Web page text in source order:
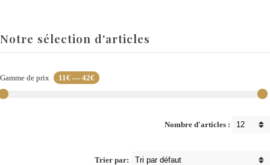
Notre sélection d'articles
Gamme de prix 11€ — 42€
Nombre d'articles :
Trier par: